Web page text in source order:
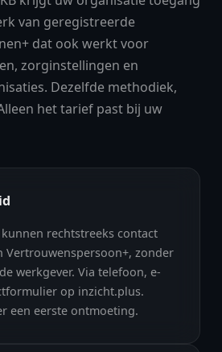
van geregistreerde
dat ook werkt voor
zorginstellingen en
Dezelfde methodiek,
het tarief past bij uw
rechtstreeks contact
Vertrouwenspersoon+, zonder
werkgever. Via telefoon, e-
op inzicht.plus.
een eerste ontmoeting.